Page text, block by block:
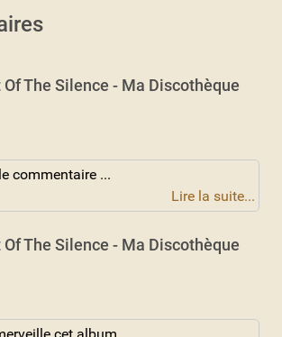
Of The Silence - Ma Discothèque
commentaire ...
Lire la suite...
Of The Silence - Ma Discothèque